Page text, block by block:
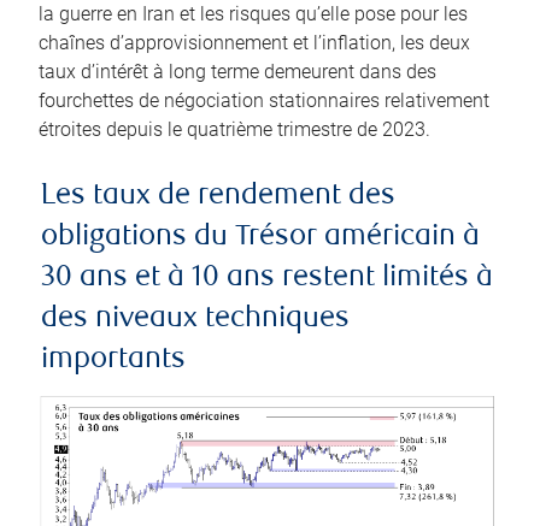
la guerre en Iran et les risques qu’elle pose pour les
chaînes d’approvisionnement et l’inflation, les deux
taux d’intérêt à long terme demeurent dans des
fourchettes de négociation stationnaires relativement
étroites depuis le quatrième trimestre de 2023.
Les taux de rendement des
obligations du Trésor américain à
30 ans et à 10 ans restent limités à
des niveaux techniques
importants